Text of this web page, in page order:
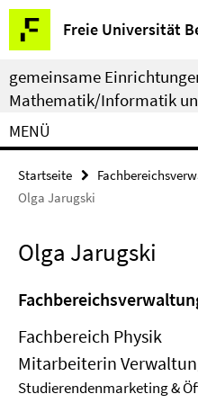
Springe
direkt
zu
Inhalt
Freie Universität
Service-
Navigation
gemeinsame
Mathematik/Informatik
MENÜ
Startseite
Olga Jarugski
Olga Jarugski
Fachbereich Physik
Mitarbeiterin
Studierendenmarketing &